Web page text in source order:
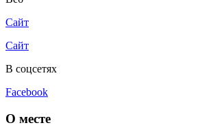
Сайт
Сайт
В соцсетях
Facebook
О месте